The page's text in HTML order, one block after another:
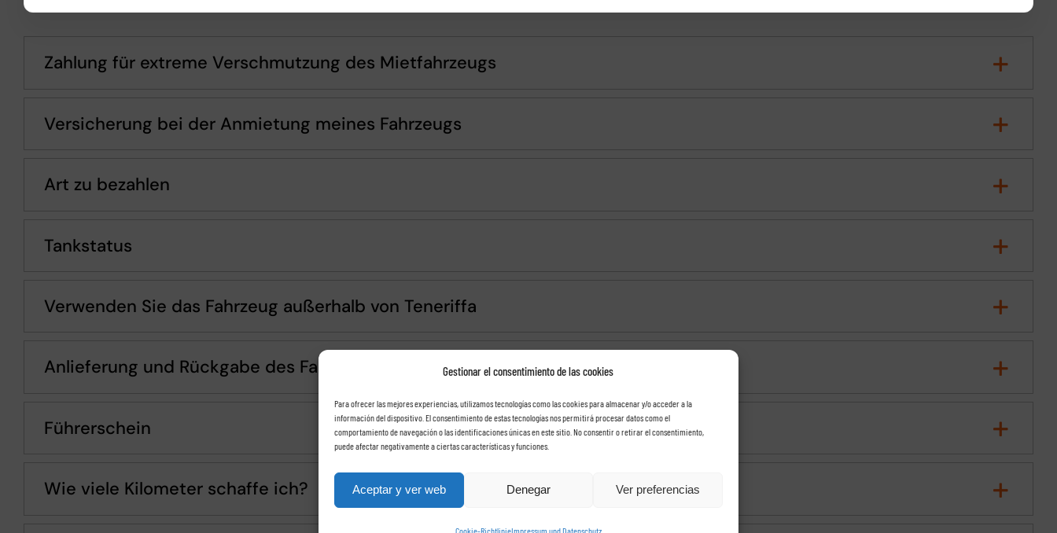
Gestionar el consentimiento de las cookies
Para ofrecer las mejores experiencias, utilizamos tecnologías como las cookies para almacenar y/o acceder a la
información del dispositivo. El consentimiento de estas tecnologías nos permitirá procesar datos como el
comportamiento de navegación o las identificaciones únicas en este sitio. No consentir o retirar el consentimiento,
puede afectar negativamente a ciertas características y funciones.
Aceptar y ver web Denegar Ver preferencias
Cookie-RichtlinieImpressum und Datenschutz
Zahlung für extreme Verschmutzung des Mietfahrzeugs
Versicherung bei der Anmietung meines Fahrzeugs
Art zu bezahlen
Tankstatus
Verwenden Sie das Fahrzeug außerhalb von Teneriffa
Anlieferung und Rückgabe des Fahrzeugs
Führerschein
Wie viele Kilometer schaffe ich?